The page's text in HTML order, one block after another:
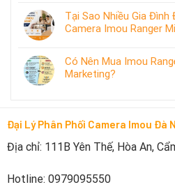
Tại Sao Nhiều Gia Đình
Camera Imou Ranger
Có Nên Mua Imou
Marketing?
Đại Lý Phân Phối Camera Imou Đà
Địa chỉ: 111B Yên Thế, Hòa An,
Hotline: 0979095550